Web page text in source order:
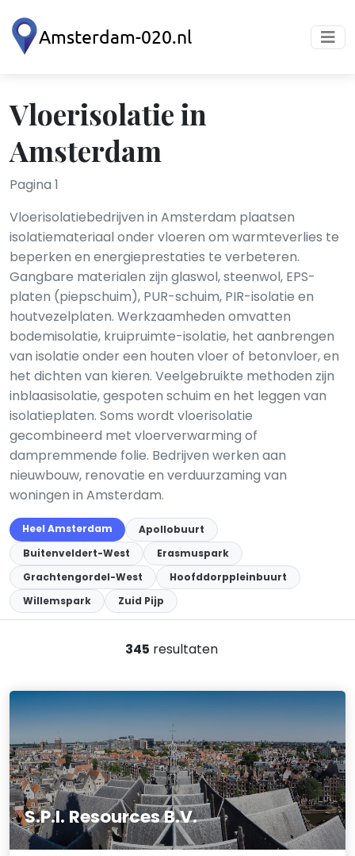
Vloerisolatie in
Amsterdam
Pagina 1
Vloerisolatiebedrijven in Amsterdam plaatsen
isolatiemateriaal onder vloeren om warmteverlies te
beperken en energieprestaties te verbeteren.
Gangbare materialen zijn glaswol, steenwol, EPS-
platen (piepschuim), PUR-schuim, PIR-isolatie en
houtvezelplaten. Werkzaamheden omvatten
bodemisolatie, kruipruimte-isolatie, het aanbrengen
van isolatie onder een houten vloer of betonvloer, en
het dichten van kieren. Veelgebruikte methoden zijn
inblaasisolatie, gespoten schuim en het leggen van
isolatieplaten. Soms wordt vloerisolatie
gecombineerd met vloerverwarming of
dampremmende folie. Bedrijven werken aan
nieuwbouw, renovatie en verduurzaming van
woningen in Amsterdam.
Heel Amsterdam
Apollobuurt
Buitenveldert-West
Erasmuspark
Grachtengordel-West
Hoofddorppleinbuurt
Willemspark
Zuid Pijp
345 resultaten
S.P.I. Resources B.V.